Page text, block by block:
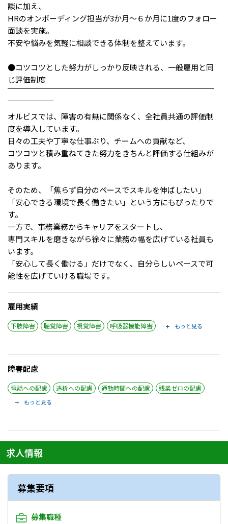
談に加え、
HRのオンボーディング担当が3か月～６か月に1度のフォロー
面談を実施。
不安や悩みを気軽に相談できる体制を整えています。
●コツコツとした努力がしっかり反映される、一般雇用と同
じ評価制度
￣￣￣￣￣￣￣￣￣￣￣￣￣￣￣￣￣￣￣￣￣￣￣￣￣￣￣
￣￣￣￣￣￣
オルビスでは、障害の有無に関係なく、全社員共通の評価制
度を導入しています。
日々の工夫や丁寧な仕事ぶり、チームへの貢献など、
コツコツと積み重ねてきた努力をきちんと評価する仕組みが
あります。
そのため、「焦らず自分のペースでスキルを伸ばしたい」
「安心できる環境で長く働きたい」という方にもぴったりで
す。
一方で、事務業務からキャリアをスタートし、
専門スキルを磨きながら徐々に業務の幅を広げている社員も
います。
「安心して長く働ける」だけでなく、自分らしいペースで可
能性を広げていける職場です。
雇用実績
下肢障害 聴覚障害 視覚障害 呼吸器機能障害 もっと見る
障害配慮
電話への配慮 透析への配慮 通勤時間への配慮 残業ゼロの配慮
もっと見る
求人情報
募集要項
募集職種